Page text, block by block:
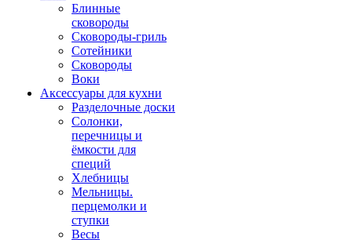
Блинные
сковороды
Сковороды-гриль
Сотейники
Сковороды
Воки
Аксессуары для кухни
Разделочные доски
Солонки,
перечницы и
ёмкости для
специй
Хлебницы
Мельницы.
перцемолки и
ступки
Весы